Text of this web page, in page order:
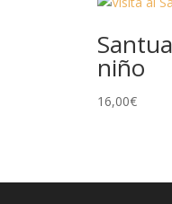
niño
16,00€